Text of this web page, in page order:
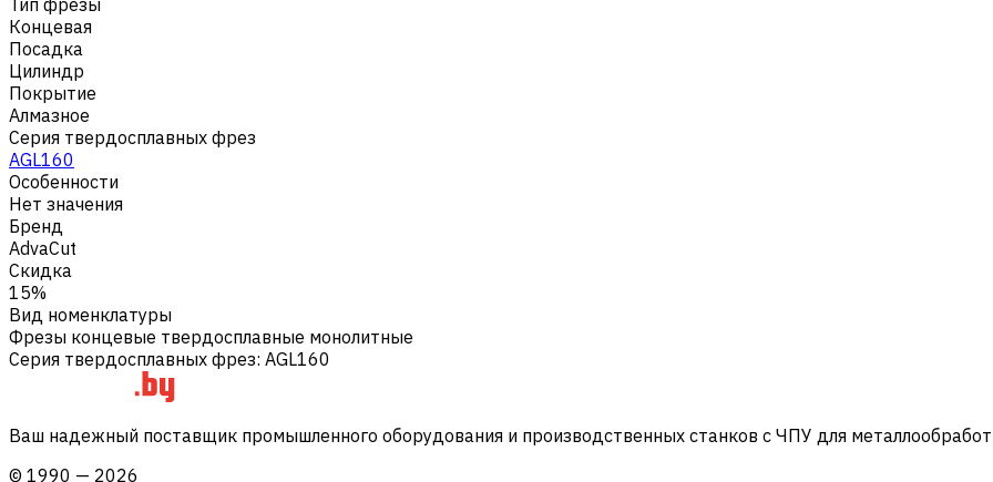
Концевая
Посадка
Цилиндр
Покрытие
Алмазное
Серия твердосплавных фрез
AGL160
Особенности
Нет значения
Бренд
AdvaCut
Скидка
15%
Вид номенклатуры
Фрезы концевые твердосплавные монолитные
Серия твердосплавных фрез: AGL160
Ваш надежный поставщик промышленного оборудования и производственных станков с ЧПУ для
© 1990 — 2026